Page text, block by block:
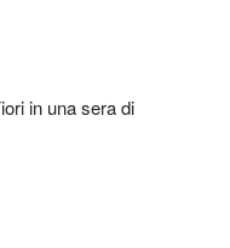
in una sera di